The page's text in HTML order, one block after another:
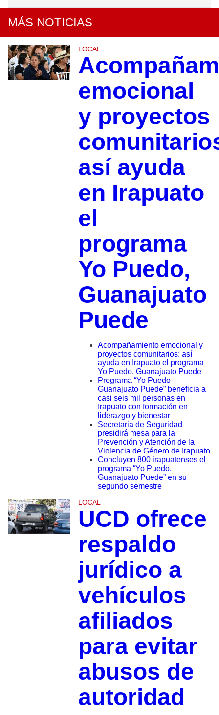
MÁS NOTICIAS
LOCAL
emocional
y proyectos
así ayuda
en Irapuato
el
programa
Yo Puedo,
Guanajuato
Puede
Acompañamiento emocional y
proyectos comunitarios; así
ayuda en Irapuato el programa
Yo Puedo, Guanajuato Puede
Programa “Yo Puedo
Guanajuato Puede” beneficia a
casi seis mil personas en
Irapuato con formación en
liderazgo y bienestar
Secretaria de Seguridad
presidirá mesa para la
Prevención y Atención de la
Violencia de Género de Irapuato
Concluyen 800 irapuatenses el
programa “Yo Puedo,
Guanajuato Puede” en su
segundo semestre
LOCAL
UCD ofrece
respaldo
jurídico a
vehículos
afiliados
para evitar
abusos de
autoridad